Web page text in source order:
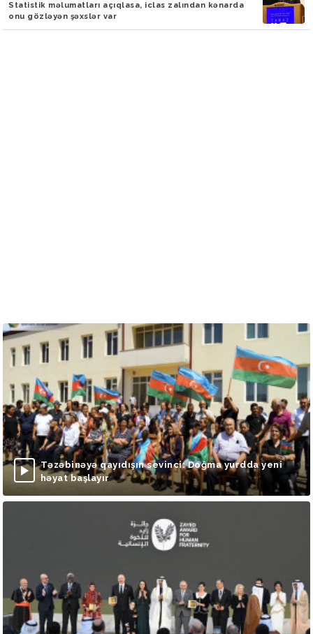
Statistik məlumatları açıqlasa, iclas zalından kənarda
onu gözləyən şəxslər var
Təzəbinəyə qayıdışın sevinci: Doğma yurdda yeni
həyat başlayır